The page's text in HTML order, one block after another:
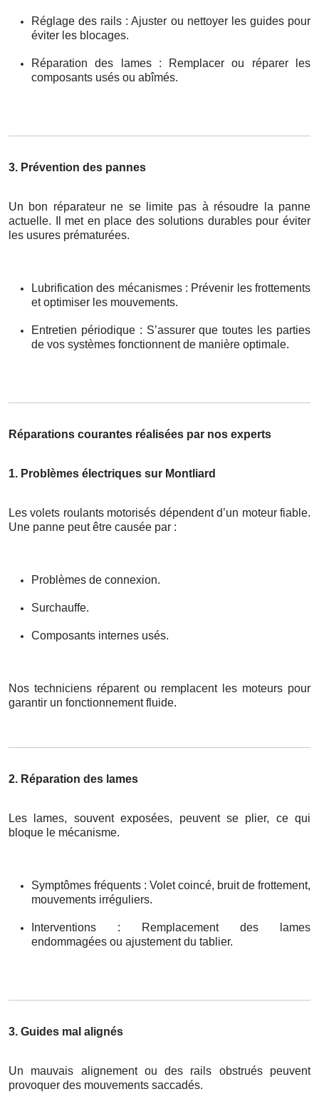
Réglage des rails : Ajuster ou nettoyer les guides pour
éviter les blocages.
Réparation des lames : Remplacer ou réparer les
composants usés ou abîmés.
3. Prévention des pannes
Un bon réparateur ne se limite pas à résoudre la panne
actuelle. Il met en place des solutions durables pour éviter
les usures prématurées.
Lubrification des mécanismes : Prévenir les frottements
et optimiser les mouvements.
Entretien périodique : S’assurer que toutes les parties
de vos systèmes fonctionnent de manière optimale.
Réparations courantes réalisées par nos experts
1. Problèmes électriques sur Montliard
Les volets roulants motorisés dépendent d’un moteur fiable.
Une panne peut être causée par :
Problèmes de connexion.
Surchauffe.
Composants internes usés.
Nos techniciens réparent ou remplacent les moteurs pour
garantir un fonctionnement fluide.
2. Réparation des lames
Les lames, souvent exposées, peuvent se plier, ce qui
bloque le mécanisme.
Symptômes fréquents : Volet coincé, bruit de frottement,
mouvements irréguliers.
Interventions : Remplacement des lames
endommagées ou ajustement du tablier.
3. Guides mal alignés
Un mauvais alignement ou des rails obstrués peuvent
provoquer des mouvements saccadés.